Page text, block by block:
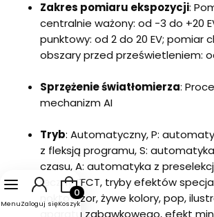
Zakres pomiaru ekspozycji:
centralnie ważony: od -3 do +20
punktowy: od 2 do 20 EV; pomiar
obszary przed prześwietleniem:
Sprzężenie światłomierza:
mechanizm AI
Tryb: Automatyczny, P:
z fleksją programu, S:
czasu, A: automatyka z
ręczny EFCT, tryby efektów
noktowizor, żywe kolory, pop,
aparatu zabawkowego, efekt
MenuZaloguj się
Produkty w koszyku: 0. Zobacz
Koszyk